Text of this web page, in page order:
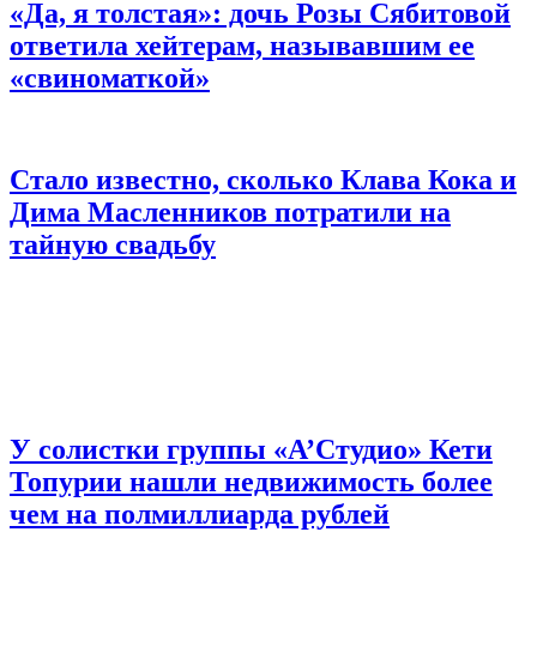
«Да, я толстая»: дочь Розы Сябитовой
ответила хейтерам, называвшим ее
«свиноматкой»
Стало известно, сколько Клава Кока и
Дима Масленников потратили на
тайную свадьбу
У солистки группы «А’Студио» Кети
Топурии нашли недвижимость более
чем на полмиллиарда рублей